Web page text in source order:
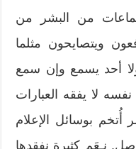
من البشر من
ويتصايحون مثلما
أحد يسمع وإن سمع
لا يفقه العبارات
أُتخم بوسائل الإعلام
نِـعَم كثيرة نفقدها